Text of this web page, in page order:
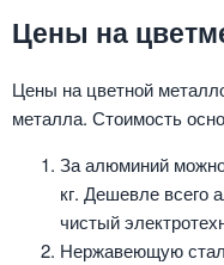
Цены на
Цены на цветной
металла. Стоимость
За алюминий
кг. Дешевле всего
чистый
Нержавеющую